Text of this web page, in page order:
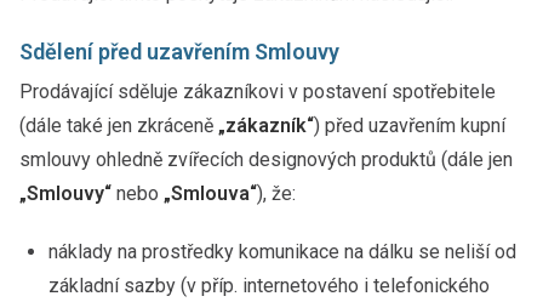
Sdělení před uzavřením Smlouvy
Prodávající sděluje zákazníkovi v postavení spotřebitele
(dále také jen zkráceně „zákazník“) před uzavřením kupní
smlouvy ohledně zvířecích designových produktů (dále jen
„Smlouvy“ nebo „Smlouva“), že:
náklady na prostředky komunikace na dálku se neliší od
základní sazby (v příp. internetového i telefonického